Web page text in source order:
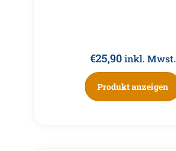
€25,90 inkl. Mwst.
Produkt anzeigen